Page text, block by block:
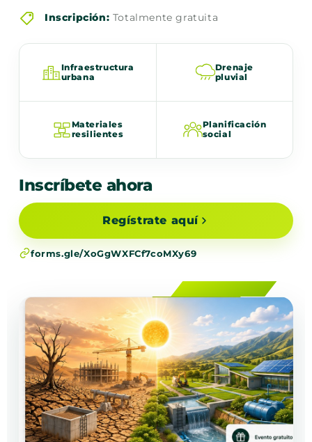
Inscripción: Totalmente gratuita
Infraestructura
urbana
Drenaje
pluvial
Materiales
resilientes
Planificación
social
Inscríbete ahora
Regístrate aquí
forms.gle/XoGgWXFCf7coMXy69